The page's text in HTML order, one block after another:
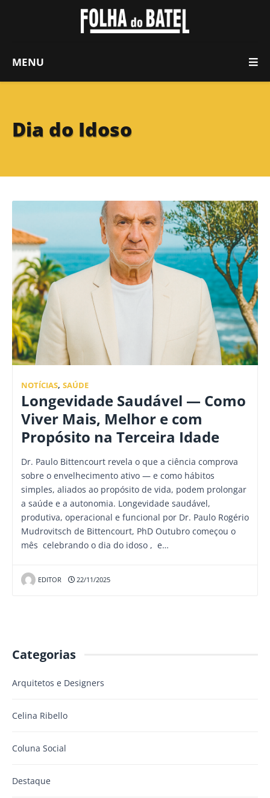
MENU
Dia do Idoso
NOTÍCIAS, SAÚDE
Longevidade Saudável — Como
Viver Mais, Melhor e com
Propósito na Terceira Idade
Dr. Paulo Bittencourt revela o que a ciência comprova
sobre o envelhecimento ativo — e como hábitos
simples, aliados ao propósito de vida, podem prolongar
a saúde e a autonomia. Longevidade saudável,
produtiva, operacional e funcional por Dr. Paulo Rogério
Mudrovitsch de Bittencourt, PhD Outubro começou o
mês celebrando o dia do idoso , e…
EDITOR 22/11/2025
Categorias
Arquitetos e Designers
Celina Ribello
Coluna Social
Destaque